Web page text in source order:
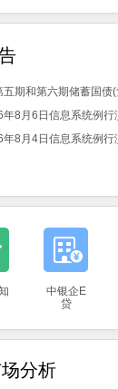
期和第六期储蓄国债
年8月6日信息系统例行
年8月4日信息系统例行
中银企E
贷
分析